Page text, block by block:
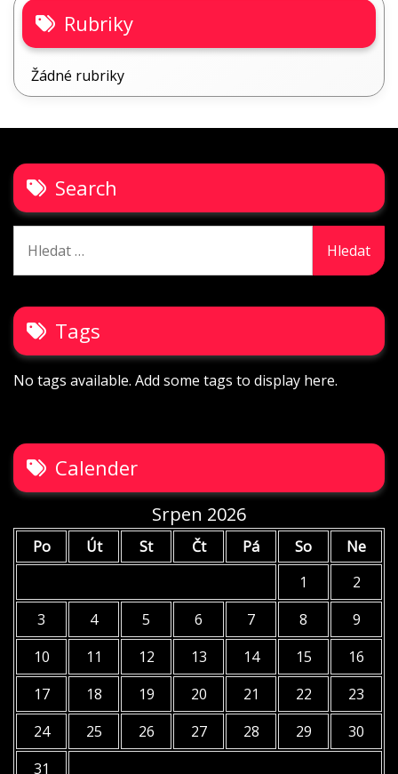
Rubriky
Žádné rubriky
Search
Tags
No tags available. Add some tags to display here.
Calender
Srpen 2026
Po Út St Čt Pá So
Ne
1
2
3
4 5 6 7 8
9
10
11 12 13 14 15
16
17
18 19 20 21 22
23
24
25 26 27 28 29
30
31